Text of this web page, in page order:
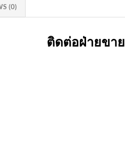
(0)
ติดต่อฝ่ายขาย